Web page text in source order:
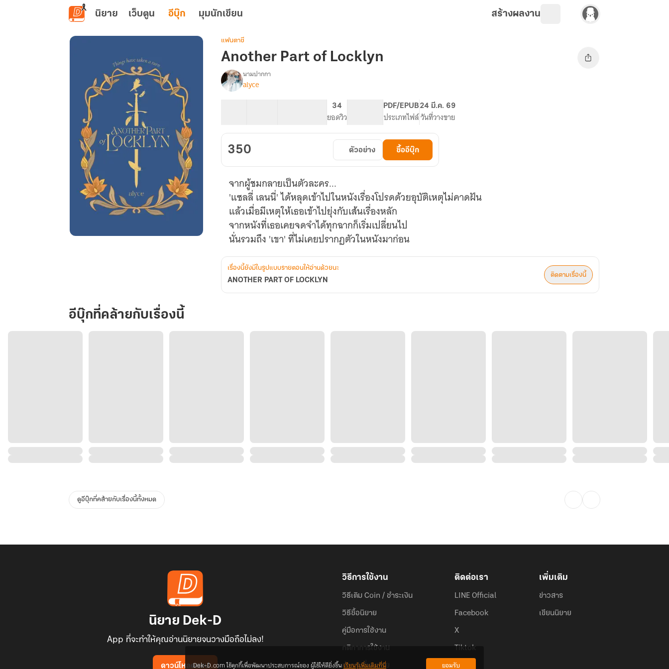
ข้ามไปยังเนื้อหาหลัก
นิยาย เว็บตูน อีบุ๊ก มุมนักเขียน สร้างผลงาน
แฟนตาซี
Another Part of Locklyn
เรื่องANOTHER
PART
นามปากกา
alyce
34
ยอดวิว
PDF/EPUB
ประเภทไฟล์
24 มี.ค. 69
วันที่วางขาย
350 ตัวอย่าง ซื้ออีบุ๊ก
จากผู้ชมกลายเป็นตัวละคร...
'แซลลี่ เลนนี่' ได้หลุดเข้าไปในหนังเรื่องโปรดด้วยอุบัติเหตุไม่คาดฝัน
แล้วเมื่อมีเหตุให้เธอเข้าไปยุ่งกับเส้นเรื่องหลัก
จากหนังที่เธอเคยจดจำได้ทุกฉากก็เริ่มเปลี่ยนไป
นั่นรวมถึง 'เขา' ที่ไม่เคยปรากฏตัวในหนังมาก่อน
เรื่องนี้ยังมีในรูปแบบรายตอนให้อ่านด้วยนะ
ANOTHER PART OF LOCKLYN
ติดตามเรื่องนี้
อีบุ๊กที่คล้ายกับเรื่องนี้
ดูอีบุ๊กที่คล้ายกับเรื่องนี้ทั้งหมด
นิยาย Dek-D
App ที่จะทำให้คุณอ่านนิยายจนวางมือถือไม่ลง!
ดาวน์โหลดแอป
วิธีการใช้งาน
วิธีเติม Coin / ชำระเงิน
วิธีซื้อนิยาย
คู่มือการใช้งาน
กติกาการใช้งาน
คำถามที่พบบ่อย
ติดต่อเรา
LINE Official
Facebook
X
Tiktok
เพิ่มเติม
ข่าวสาร
เขียนนิยาย
Dek-D.com ใช้คุกกี้เพื่อพัฒนาประสบการณ์ของ ผู้ใช้ให้ดียิ่งขึ้นเรียนรู้เพิ่มเติมที่นี่ ยอมรับ